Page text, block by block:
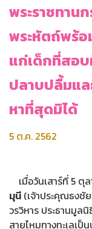
พระราชทาน
พระหัตถ์พร้อ
แก่เด็กที่สอ
ปลาบปลื้มแ
หาที่สุดมิได้
5 ต.ค. 2562
เมื่อวันเสาร์ที่ 5 ตุ
มุนี (เจ้าประคุณธงชั
วรวิหาร ประธานมูล
สายไหมทางทะเลเ